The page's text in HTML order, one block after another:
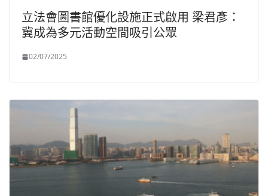
立法會圖書館優化設施正式啟用 梁君彥：
冀成為多元活動空間吸引公眾
02/07/2025